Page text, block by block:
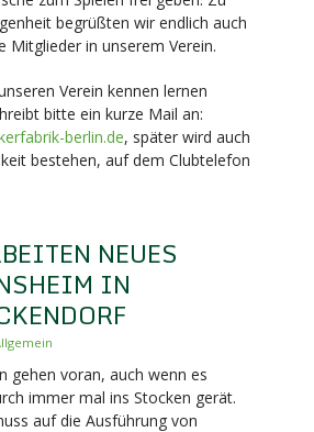
begrüßten wir endlich auch
Mitglieder in unserem Verein.
Verein kennen lernen
bitte ein kurze Mail an:
berlin.de, später wird auch
bestehen, auf dem Clubtelefon
NEUES
IN
gehen voran, auch wenn es
immer mal ins Stocken gerät.
auf die Ausführung von